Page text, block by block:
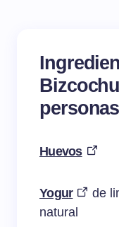
personas
Huevos
Yogur
de
natural